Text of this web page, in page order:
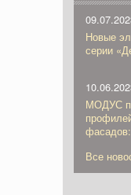
Новые
серии
МОДУС
Все